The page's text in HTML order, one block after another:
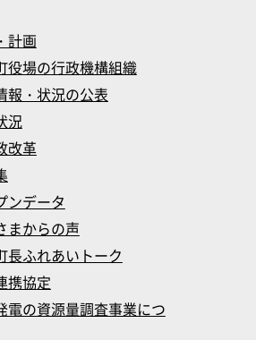
計画
役場の行政機構組織
報・状況の公表
況
改革
ンデータ
まからの声
長ふれあいトーク
携協定
電の資源量調査事業につ